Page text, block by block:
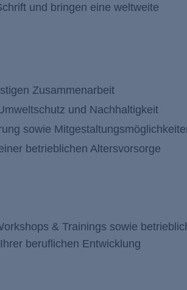
und bringen eine weltweite
Zusammenarbeit
und Nachhaltigkeit
sowie
betrieblichen Altersvorsorge
& Trainings sowie
beruflichen Entwicklung